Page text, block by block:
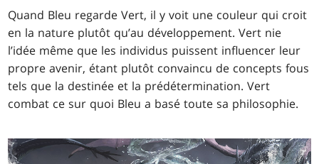
Quand Bleu regarde Vert, il y voit une couleur qui croit
en la nature plutôt qu’au développement. Vert nie
l’idée même que les individus puissent influencer leur
propre avenir, étant plutôt convaincu de concepts fous
tels que la destinée et la prédétermination. Vert
combat ce sur quoi Bleu a basé toute sa philosophie.